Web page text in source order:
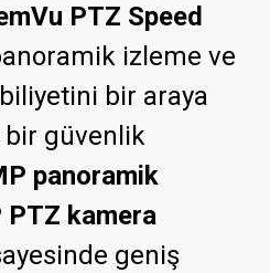
PTZ Speed
izleme ve
bir araya
güvenlik
panoramik
PTZ kamera
geniş